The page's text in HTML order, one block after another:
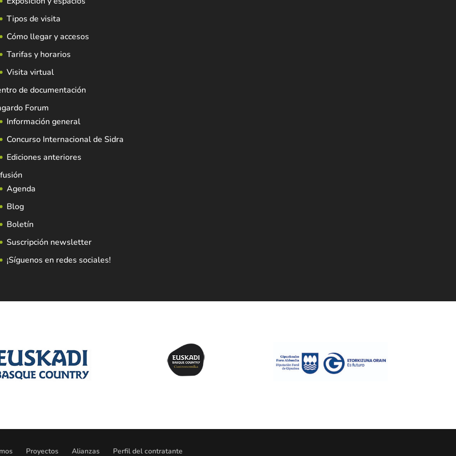
Tipos de visita
Cómo llegar y accesos
Tarifas y horarios
Visita virtual
de documentación
Forum
Información general
Concurso Internacional de Sidra
Ediciones anteriores
Agenda
Blog
Boletín
Suscripción newsletter
¡Síguenos en redes sociales!
Proyectos Alianzas Perfil del contratante